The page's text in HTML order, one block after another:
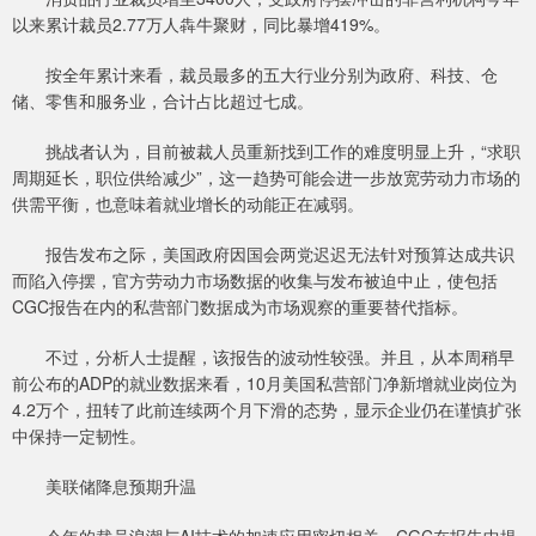
以来累计裁员2.77万人犇牛聚财，同比暴增419%。
按全年累计来看，裁员最多的五大行业分别为政府、科技、仓
储、零售和服务业，合计占比超过七成。
挑战者认为，目前被裁人员重新找到工作的难度明显上升，“求职
周期延长，职位供给减少”，这一趋势可能会进一步放宽劳动力市场的
供需平衡，也意味着就业增长的动能正在减弱。
报告发布之际，美国政府因国会两党迟迟无法针对预算达成共识
而陷入停摆，官方劳动力市场数据的收集与发布被迫中止，使包括
CGC报告在内的私营部门数据成为市场观察的重要替代指标。
不过，分析人士提醒，该报告的波动性较强。并且，从本周稍早
前公布的ADP的就业数据来看，10月美国私营部门净新增就业岗位为
4.2万个，扭转了此前连续两个月下滑的态势，显示企业仍在谨慎扩张
中保持一定韧性。
美联储降息预期升温